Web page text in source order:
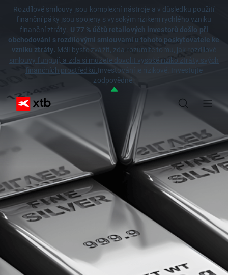
Rozdílové smlouvy jsou komplexní nástroje a v důsledku použití
finanční páky jsou spojeny s vysokým rizikem rychlého vzniku
finanční ztráty. U 77 % účtů retailových investorů došlo při
obchodování s rozdílovými smlouvami u tohoto poskytovatele ke
vzniku ztráty. Měli byste zvážit, zda rozumíte tomu, jak rozdílové
smlouvy fungují, a zda si můžete dovolit vysoké riziko ztráty svých
finančních prostředků.Investování je rizikové. Investujte
zodpovědně.